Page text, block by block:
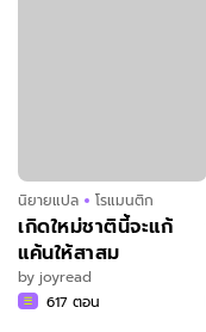
นิยายแปล โรแมนติก
เกิดใหม่ชาตินี้จะแก้
แค้นให้สาสม
by joyread
617 ตอน